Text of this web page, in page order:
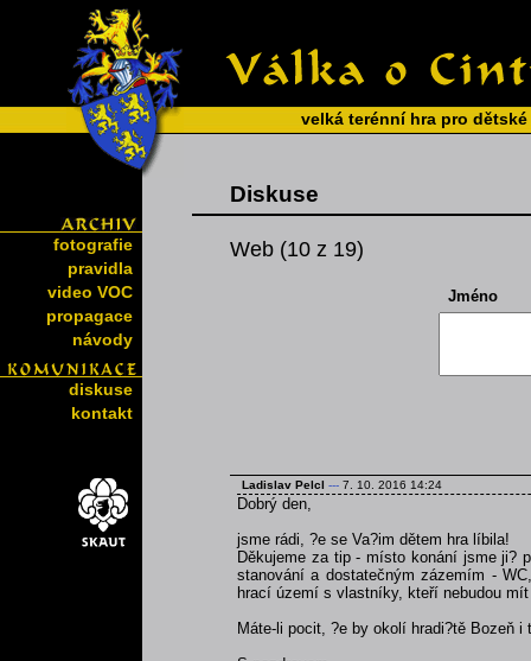
velká terénní hra pro
fotografie
pravidla
video VOC
propagace
návody
diskuse
kontakt
Diskuse
Web (10 z 19)
Jméno
Ladislav Pelcl --- 7. 10. 2016 14:24
Dobrý den,
jsme rádi, ?e se Va?im dětem hra líbila!
Děkujeme za tip - místo konání jsme ji?
stanování a dostatečným zázemím -
hrací území s vlastníky, kteří nebudou
Máte-li pocit, ?e by okolí hradi?tě Bozeň